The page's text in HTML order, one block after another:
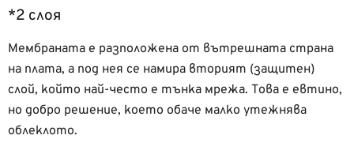
*2 слоя
Мембраната е разположена от вътрешната страна
на плата, а под нея се намира вторият (защитен)
слой, който най-често е тънка мрежа. Това е евтино,
но добро решение, което обаче малко утежнява
облеклото.